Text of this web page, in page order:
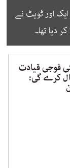
اور ٹویٹ نے
دیا تھا۔
فوجی قیادت
کرے گی: